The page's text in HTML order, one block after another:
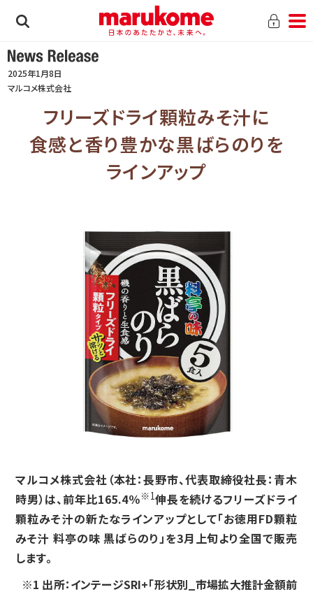
2025年1月8日
マルコメ株式会社
フリーズドライ顆粒みそ汁に
食感と香り豊かな黒ばらのりを
ラインアップ
マルコメ株式会社（本社：長野市、代表取締役社長：青木
時男）は、前年比165.4％※1伸長を続けるフリーズドライ
顆粒みそ汁の新たなラインアップとして「お徳用FD顆粒
みそ汁 料亭の味 黒ばらのり」を3月上旬より全国で販売
します。
※1 出所：インテージSRI+「形状別_市場拡大推計金額前